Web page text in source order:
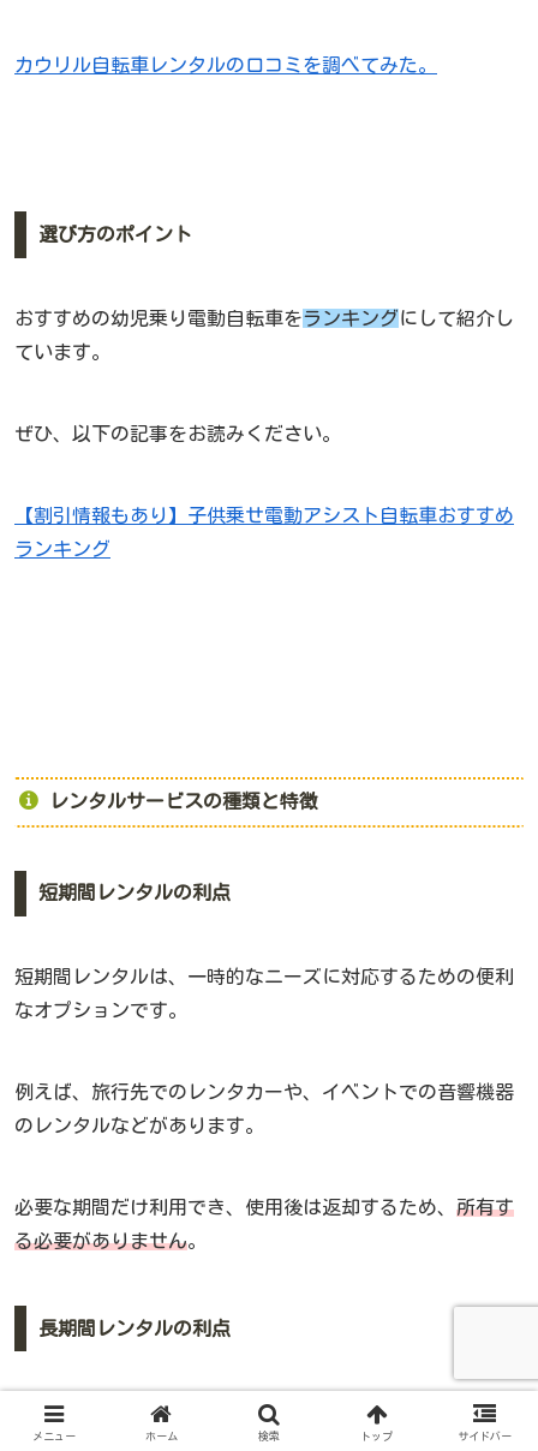
カウリル自転車レンタルの口コミを調べてみた。
選び方のポイント
おすすめの幼児乗り電動自転車をランキングにして紹介し
ています。
ぜひ、以下の記事をお読みください。
【割引情報もあり】子供乗せ電動アシスト自転車おすすめ
ランキング
レンタルサービスの種類と特徴
短期間レンタルの利点
短期間レンタルは、一時的なニーズに対応するための便利
なオプションです。
例えば、旅行先でのレンタカーや、イベントでの音響機器
のレンタルなどがあります。
必要な期間だけ利用でき、使用後は返却するため、 所有す
る必要がありません。
長期間レンタルの利点
長期間レンタルは、
定期的な利用や一定期間の契約が必要
な場合に適しています。
メニュー ホーム 検索 トップ サイドバー